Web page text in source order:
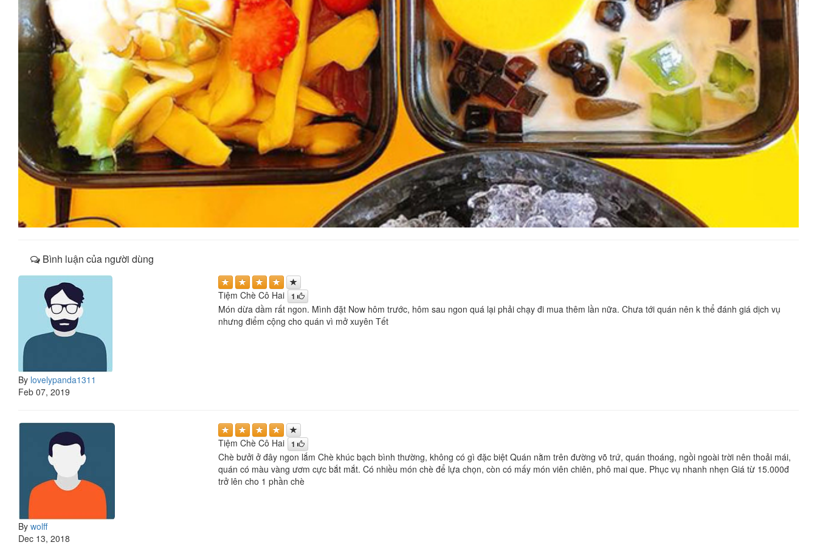
Bình luận của người dùng
By lovelypanda1311
Feb 07, 2019
Tiệm Chè Cô Hai 1
Món dừa dầm rất ngon. Mình đặt Now hôm trước, hôm sau ngon quá lại phải chạy đi mua thêm lần nữa. Chưa tới quán nên k thể đánh giá dịch vụ
nhưng điểm cộng cho quán vì mở xuyên Tết
By wolff
Dec 13, 2018
Tiệm Chè Cô Hai 1
Chè bưởi ở đây ngon lắm Chè khúc bạch bình thường, không có gì đặc biệt Quán nằm trên đường võ trứ, quán thoáng, ngồi ngoài trời nên thoải mái,
quán có màu vàng ươm cực bắt mắt. Có nhiều món chè để lựa chọn, còn có mấy món viên chiên, phô mai que. Phục vụ nhanh nhẹn Giá từ 15.000đ
trở lên cho 1 phần chè